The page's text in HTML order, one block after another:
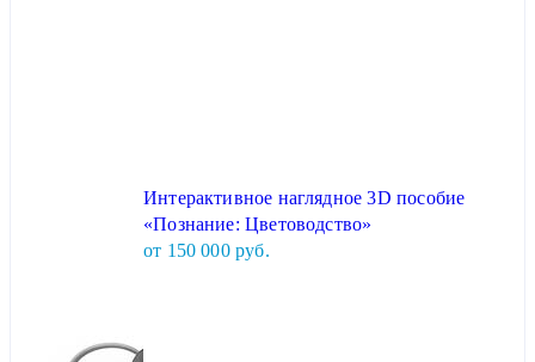
Интерактивное наглядное 3D пособие
«Познание: Цветоводство»
от 150 000 руб.